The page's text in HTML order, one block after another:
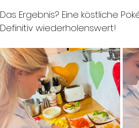
Das Ergebnis? Eine köstliche
Definitiv wiederholenswert!